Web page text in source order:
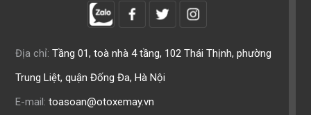
Địa chỉ: Tầng 01, toà nhà 4 tầng, 102 Thái Thịnh, phường
Trung Liệt, quận Đống Đa, Hà Nội
E-mail: toasoan@otoxemay.vn